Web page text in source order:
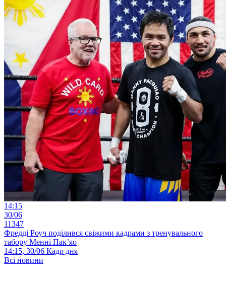
14:15
30/06
11347
Фредді Роуч поділився свіжими кадрами з тренувального
табору Менні Пак’яо
14:15, 30/06 Кадр дня
Всі новини